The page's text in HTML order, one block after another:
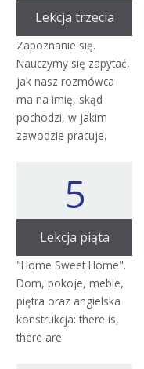
Lekcja trzecia
Zapoznanie się.
Nauczymy się zapytać,
jak nasz rozmówca
ma na imię, skąd
pochodzi, w jakim
zawodzie pracuje.
5
Lekcja piąta
"Home Sweet Home".
Dom, pokoje, meble,
piętra oraz angielska
konstrukcja: there is,
there are